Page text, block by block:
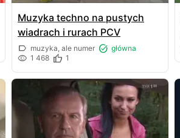
Muzyka techno na pustych
wiadrach i rurach PCV
muzyka, ale numer
główna
1 468
1